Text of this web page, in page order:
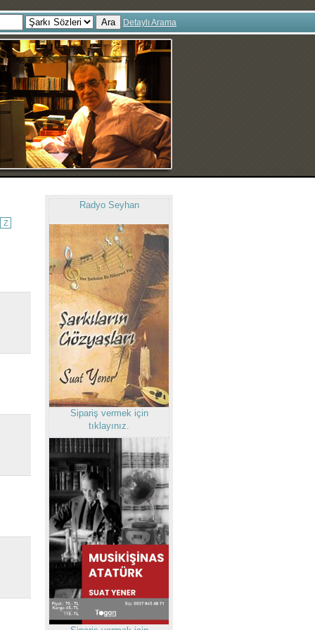
Ara Detaylı Arama
Z
Radyo Seyhan
Sipariş vermek için
tıklayınız.